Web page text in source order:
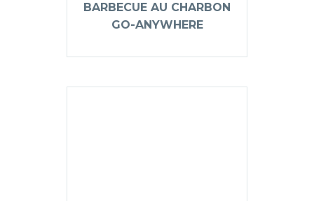
BARBECUE AU CHARBON
GO-ANYWHERE